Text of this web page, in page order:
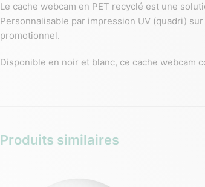
Le cache webcam en PET recyclé est une
Personnalisable par impression UV (quadri)
promotionnel.
Disponible en noir et blanc, ce cache webcam
Produits similaires